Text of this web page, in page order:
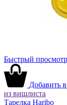
Быстрый просмотр
Добавить
из вишлиста
Тарелка Haribo